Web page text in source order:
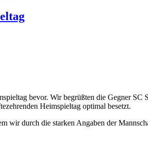
bevor. Wir begrüßten die Gegner
Heimspieltag optimal besetzt.
wir durch die starken Angaben der